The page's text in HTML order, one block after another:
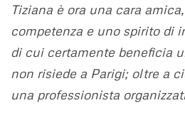
Tiziana è ora una cara
competenza e uno spirito di
di cui certamente beneficia
non risiede a Parigi; oltre a
una professionista